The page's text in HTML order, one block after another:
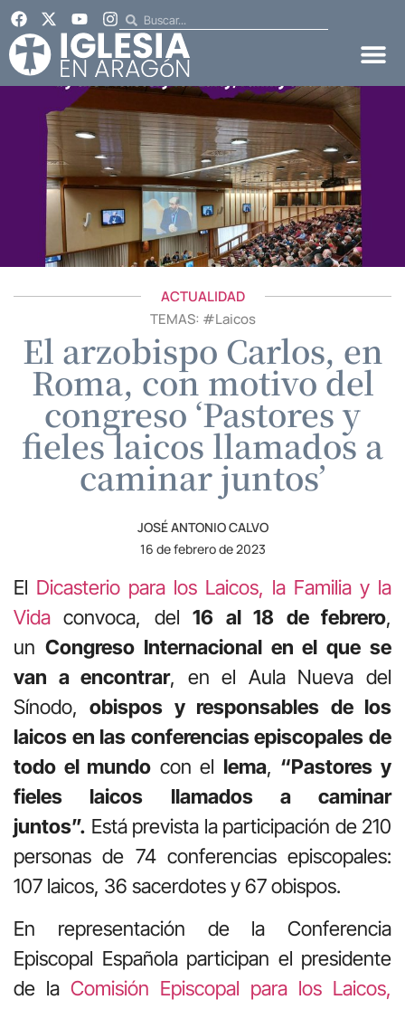
ACTUALIDAD
TEMAS: #Laicos
El arzobispo Carlos, en
Roma, con motivo del
congreso ‘Pastores y
fieles laicos llamados a
caminar juntos’
JOSÉ ANTONIO CALVO
16 de febrero de 2023
El Dicasterio para los Laicos, la Familia y la
Vida convoca, del16 al 18 de febrero,
un Congreso Internacional en el que se
van a encontrar, en el Aula Nueva del
Sínodo,obispos y responsables de los
laicos en las conferencias episcopales de
todo el mundo con el lema, “Pastores y
fieles laicos llamados a caminar
juntos”. Está prevista la participación de 210
personas de 74 conferencias episcopales:
107 laicos, 36 sacerdotes y 67 obispos.
En representación de la Conferencia
Episcopal Española participan el presidente
de la Comisión Episcopal para los Laicos,